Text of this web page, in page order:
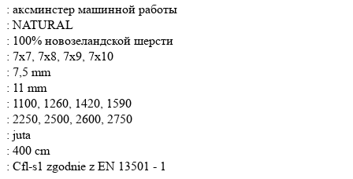
: аксминстер машинной работы
: NATURAL
: 100% новозеландской шерсти
: 7x7, 7x8, 7x9, 7x10
: 7,5 mm
: 11 mm
: 1100, 1260, 1420, 1590
: 2250, 2500, 2600, 2750
: juta
: 400 cm
: Cfl-s1 zgodnie z EN 13501 - 1